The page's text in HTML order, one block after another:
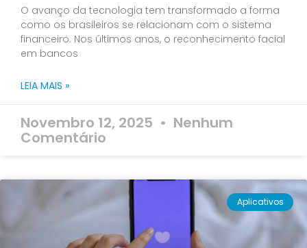
O avanço da tecnologia tem transformado a forma
como os brasileiros se relacionam com o sistema
financeiro. Nos últimos anos, o reconhecimento facial
em bancos
LEIA MAIS »
Novembro 12, 2025 Nenhum
Comentário
Aplicativos